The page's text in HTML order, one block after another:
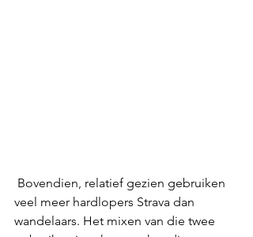
Bovendien, relatief gezien gebruiken
veel meer hardlopers Strava dan
wandelaars. Het mixen van die twee